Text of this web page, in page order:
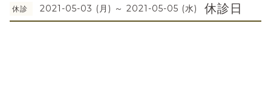
休診 2021-05-03 (月) ～ 2021-05-05 (水) 休診日